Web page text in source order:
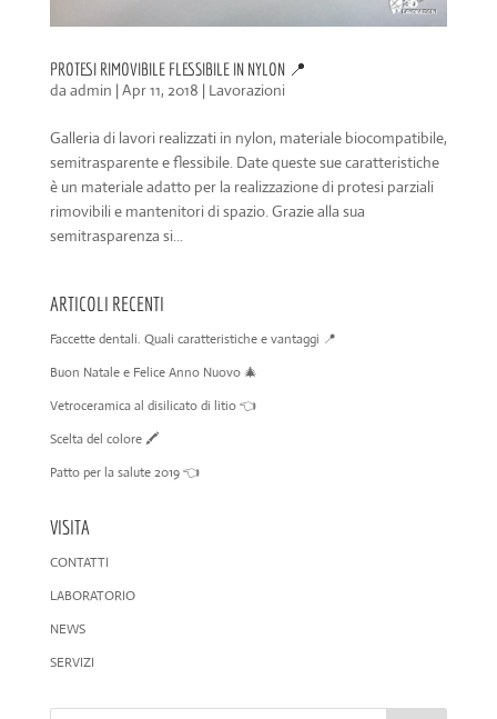
PROTESI RIMOVIBILE FLESSIBILE IN NYLON 📍
da admin |Apr 11, 2018 | Lavorazioni
Galleria di lavori realizzati in nylon, materiale biocompatibile,
semitrasparente e flessibile. Date queste sue caratteristiche
è un materiale adatto per la realizzazione di protesi parziali
rimovibili e mantenitori di spazio. Grazie alla sua
semitrasparenza si...
ARTICOLI RECENTI
Faccette dentali. Quali caratteristiche e vantaggi 📍
Buon Natale e Felice Anno Nuovo 🎄
Vetroceramica al disilicato di litio 👈
Scelta del colore 🖍️
Patto per la salute 2019 👈
VISITA
CONTATTI
LABORATORIO
NEWS
SERVIZI